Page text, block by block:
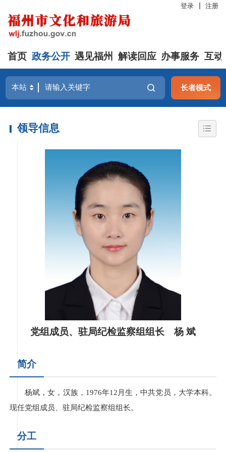
登录 注册
首页 政务公开 遇见福州 解读回应 办事服务 互动
长者模式
领导信息
党组成员、驻局纪检监察组组长 杨 斌
简介
杨斌，女，汉族，1976年12月生，中共党员，大学本科。
现任党组成员、驻局纪检监察组组长。
分工